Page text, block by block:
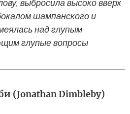
выбросила высоко вверх
шампанского и
над глупым
глупые вопросы
(Jonathan Dimbleby)